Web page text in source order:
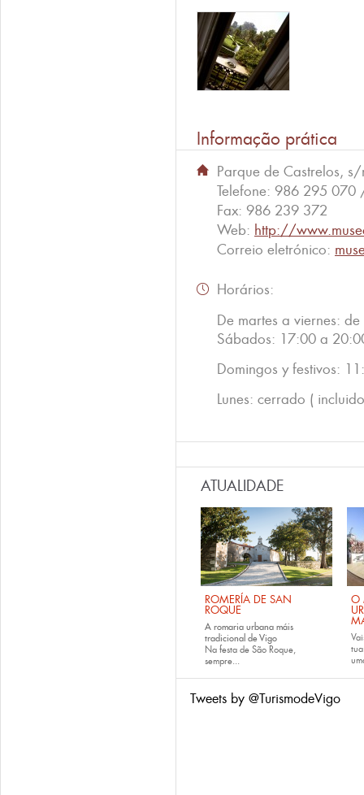
Informação prática
Parque de Castrelos,
Telefone: 986 295 070
Fax: 986 239 372
Web: http://
Correio eletrónico:
Horários:
De martes a viernes:
Sábados: 17:00 a
Domingos y festivos:
Lunes: cerrado (
ATUALIDADE
ROMERÍA DE SAN
ROQUE
A romaria urbana máis
tradicional de Vigo
Na festa de São Roque,
sempre...
O
Tweets by @TurismodeVigo